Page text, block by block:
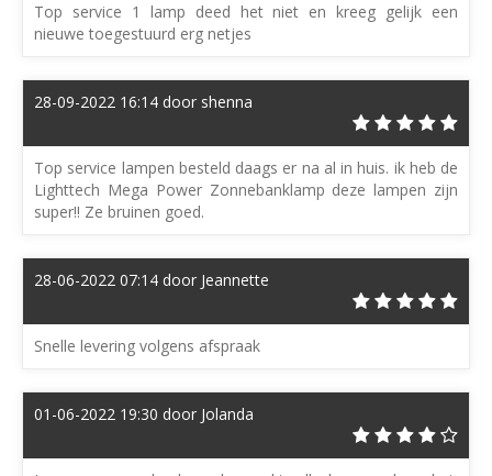
Top service 1 lamp deed het niet en kreeg gelijk een
nieuwe toegestuurd erg netjes
28-09-2022 16:14 door shenna
Top service lampen besteld daags er na al in huis. ik heb de
Lighttech Mega Power Zonnebanklamp deze lampen zijn
super!! Ze bruinen goed.
28-06-2022 07:14 door Jeannette
Snelle levering volgens afspraak
01-06-2022 19:30 door Jolanda